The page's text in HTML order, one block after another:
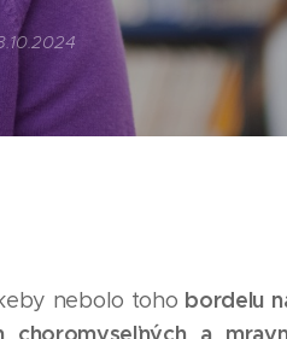
nebolo toho bordelu